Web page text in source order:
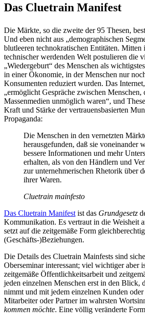
Das Cluetrain Manifest
Die Märkte, so die zweite der 95 Thesen,
Und eben nicht aus „demographischen
blutleeren technokratischen Entitäten. Mitten
technischer werdenden Welt postulieren die
„Wiedergeburt“ des Menschen als
in einer Ökonomie, in der Menschen nur
Konsumenten reduziert wurden. Das
„ermöglicht Gespräche zwischen
Massenmedien unmöglich waren“, und
Kraft und Stärke der vertrauensbasierten
Propaganda:
Die Menschen in den vernetzten
herausgefunden, daß sie voneinander
bessere Informationen und mehr
erhalten, als von den Händlern und
zur unternehmerischen Rhetorik über
ihrer Waren.
Cluetrain mainfesto
Das Cluetrain Manifest ist das Grundgesetz
Kommunikation. Es vertraut in die Weisheit
setzt auf die zeitgemäße Form
(Geschäfts-)Beziehungen.
Die Details des Cluetrain Mainfests sind
Oberseminar interessant; viel wichtiger aber
zeitgemäße Öffentlichkeitsarbeit und
jeden einzelnen Menschen erst in den Blick,
nimmt und mit jedem einzelnen Kunden oder
Mitarbeiter oder Partner im wahrsten
kommen möchte. Eine völlig veränderte